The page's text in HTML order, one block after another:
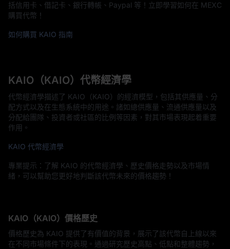
括信用卡、借記卡、銀行轉帳、Paypal 等！立即學習如何在 MEXC
購買代幣！
如何購買 KAIO 指南
KAIO（KAIO）代幣經濟學
代幣經濟學描述了 KAIO（KAIO）的經濟模型，包括其供應量、分
配方式以及在生態系統中的用途。諸如總供應量、流通供應量以及
分配給團隊、投資者或社區的比例等因素，對其市場表現起着重要
作用。
KAIO 代幣經濟學
專業提示：了解 KAIO 的代幣經濟學、歷史價格走勢以及市場情
緒，可以幫助您更好地判斷該代幣未來的價格趨勢！
KAIO（KAIO）價格歷史
價格歷史為 KAIO 提供了有價值的背景，展示了該代幣自上線以來
在不同市場條件下的表現。通過研究歷史高點、低點和整體趨勢，